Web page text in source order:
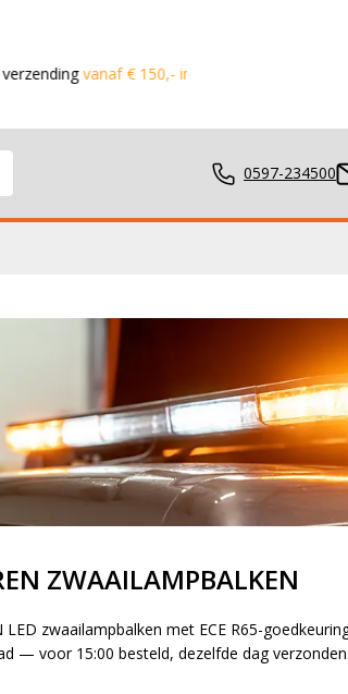
vanaf € 150,- in de Benelux
0597-234500
ZWAAILAMPBALKEN
LED zwaailampbalken met ECE R65-
— voor 15:00 besteld, dezelfde dag verzonden.